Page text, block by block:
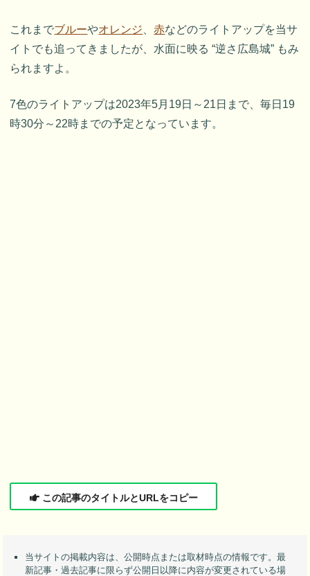
これまでブルーやオレンジ 、赤などのライトアップを当サ
イトでも追ってきましたが、水面に映る “逆さ広島城” もみ
られますよ。
7色のライトアップは2023年5月19日～21日まで、毎日19
時30分～22時までの予定となっています。
この記事のタイトルとURLをコピー
当サイトの掲載内容は、公開時点または取材時点の情報です。最
新記事・過去記事に限らず公開日以降に内容が変更されている場